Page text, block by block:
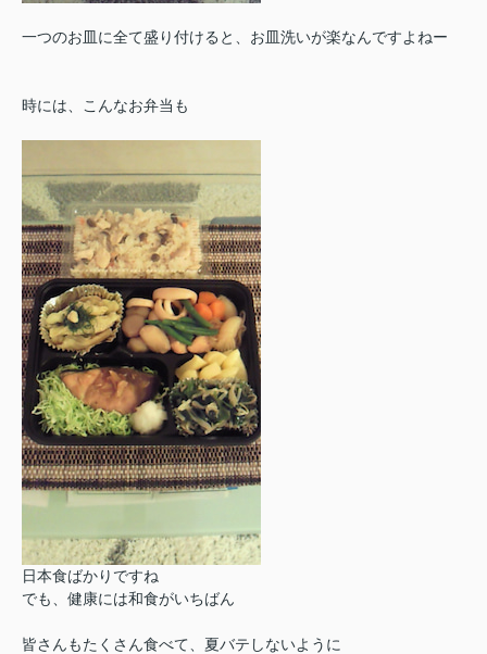
一つのお皿に全て盛り付けると、お皿洗いが楽なんですよねー
時には、こんなお弁当も
日本食ばかりですね
でも、健康には和食がいちばん
皆さんもたくさん食べて、夏バテしないように